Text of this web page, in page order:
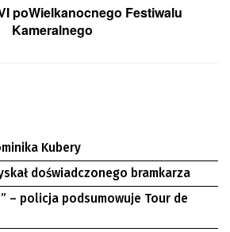
poWielkanocnego Festiwalu
Kameralnego
Kubery
doświadczonego bramkarza
– policja podsumowuje Tour de